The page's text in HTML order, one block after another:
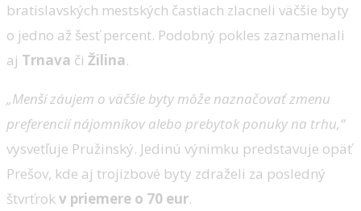
bratislavských mestských častiach zlacneli väčšie byty
o jedno až šesť percent. Podobný pokles zaznamenali
aj Trnava či Žilina.
„Menší záujem o väčšie byty môže naznačovať zmenu
preferencií nájomníkov alebo prebytok ponuky na trhu,“
vysvetľuje Pružinský. Jedinú výnimku predstavuje opäť
Prešov, kde aj trojizbové byty zdraželi za posledný
štvrťrokv priemere o 70 eur.